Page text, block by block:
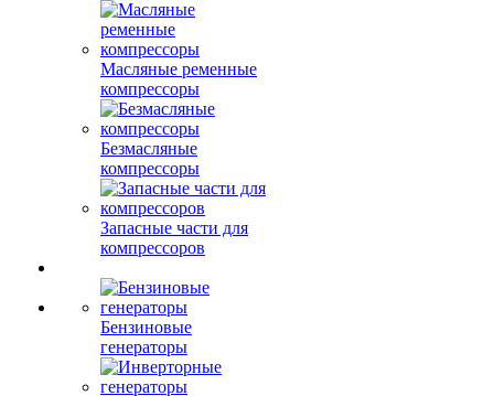
Масляные ременные
компрессоры
Безмасляные
компрессоры
Запасные части для
компрессоров
Бензиновые
генераторы